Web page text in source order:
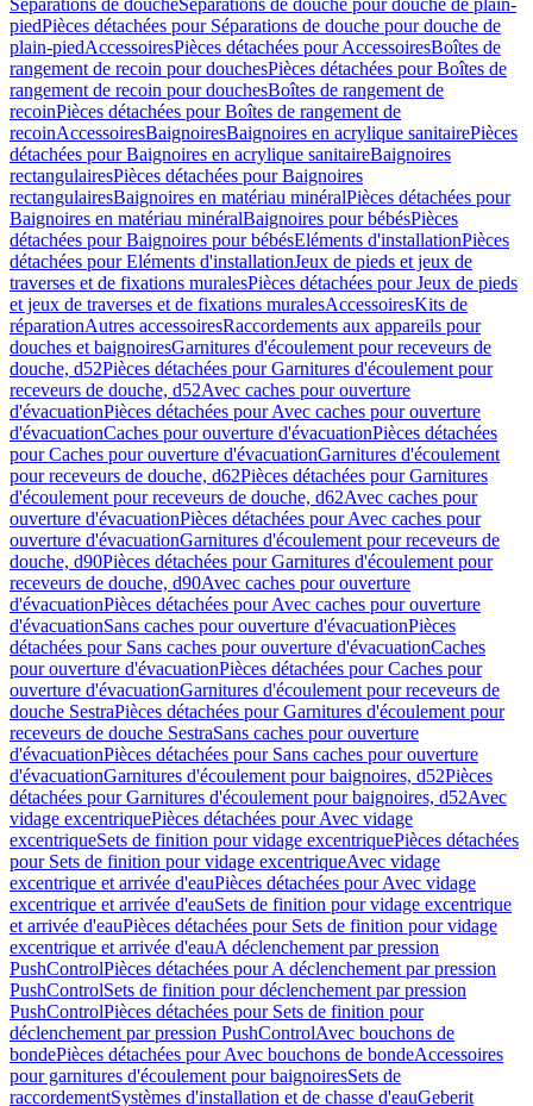
Séparations de doucheSéparations de douche pour douche de plain-
piedPièces détachées pour Séparations de douche pour douche de
plain-piedAccessoiresPièces détachées pour AccessoiresBoîtes de
rangement de recoin pour douchesPièces détachées pour Boîtes de
rangement de recoin pour douchesBoîtes de rangement de
recoinPièces détachées pour Boîtes de rangement de
recoinAccessoiresBaignoiresBaignoires en acrylique sanitairePièces
détachées pour Baignoires en acrylique sanitaireBaignoires
rectangulairesPièces détachées pour Baignoires
rectangulairesBaignoires en matériau minéralPièces détachées pour
Baignoires en matériau minéralBaignoires pour bébésPièces
détachées pour Baignoires pour bébésEléments d'installationPièces
détachées pour Eléments d'installationJeux de pieds et jeux de
traverses et de fixations muralesPièces détachées pour Jeux de pieds
et jeux de traverses et de fixations muralesAccessoiresKits de
réparationAutres accessoiresRaccordements aux appareils pour
douches et baignoiresGarnitures d'écoulement pour receveurs de
douche, d52Pièces détachées pour Garnitures d'écoulement pour
receveurs de douche, d52Avec caches pour ouverture
d'évacuationPièces détachées pour Avec caches pour ouverture
d'évacuationCaches pour ouverture d'évacuationPièces détachées
pour Caches pour ouverture d'évacuationGarnitures d'écoulement
pour receveurs de douche, d62Pièces détachées pour Garnitures
d'écoulement pour receveurs de douche, d62Avec caches pour
ouverture d'évacuationPièces détachées pour Avec caches pour
ouverture d'évacuationGarnitures d'écoulement pour receveurs de
douche, d90Pièces détachées pour Garnitures d'écoulement pour
receveurs de douche, d90Avec caches pour ouverture
d'évacuationPièces détachées pour Avec caches pour ouverture
d'évacuationSans caches pour ouverture d'évacuationPièces
détachées pour Sans caches pour ouverture d'évacuationCaches
pour ouverture d'évacuationPièces détachées pour Caches pour
ouverture d'évacuationGarnitures d'écoulement pour receveurs de
douche SestraPièces détachées pour Garnitures d'écoulement pour
receveurs de douche SestraSans caches pour ouverture
d'évacuationPièces détachées pour Sans caches pour ouverture
d'évacuationGarnitures d'écoulement pour baignoires, d52Pièces
détachées pour Garnitures d'écoulement pour baignoires, d52Avec
vidage excentriquePièces détachées pour Avec vidage
excentriqueSets de finition pour vidage excentriquePièces détachées
pour Sets de finition pour vidage excentriqueAvec vidage
excentrique et arrivée d'eauPièces détachées pour Avec vidage
excentrique et arrivée d'eauSets de finition pour vidage excentrique
et arrivée d'eauPièces détachées pour Sets de finition pour vidage
excentrique et arrivée d'eauA déclenchement par pression
PushControlPièces détachées pour A déclenchement par pression
PushControlSets de finition pour déclenchement par pression
PushControlPièces détachées pour Sets de finition pour
déclenchement par pression PushControlAvec bouchons de
bondePièces détachées pour Avec bouchons de bondeAccessoires
pour garnitures d'écoulement pour baignoiresSets de
raccordementSystèmes d'installation et de chasse d'eauGeberit